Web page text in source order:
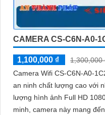
CAMERA CS-C6N-A0-
1,100,000 ₫
1,300,000
Camera Wifi CS-C6N-A0-
an ninh chất lượng cao với nhiều
lượng hình ảnh Full HD
minh, camera này mang